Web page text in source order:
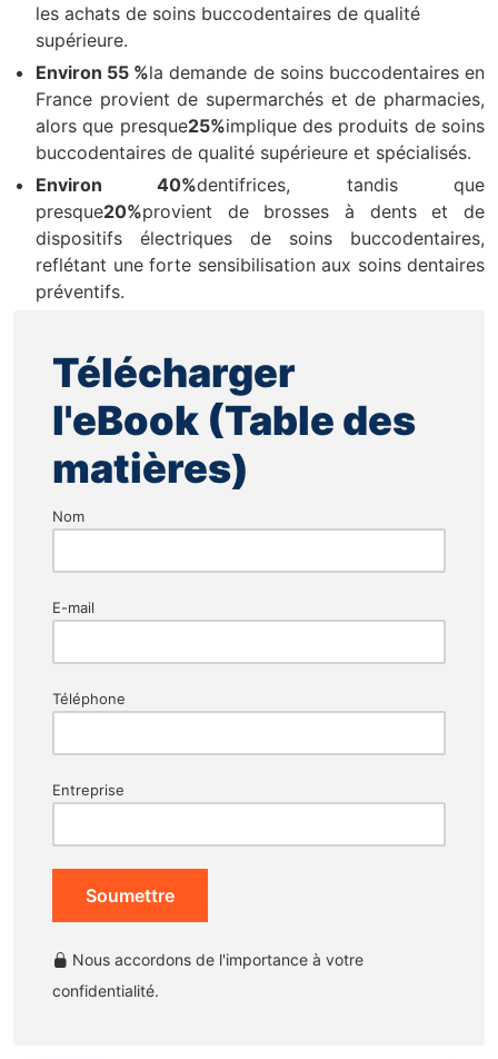
les achats de soins buccodentaires de qualité
supérieure.
Environ 55 %la demande de soins buccodentaires en
France provient de supermarchés et de pharmacies,
alors que presque25%implique des produits de soins
buccodentaires de qualité supérieure et spécialisés.
Environ 40%dentifrices, tandis que
presque20%provient de brosses à dents et de
dispositifs électriques de soins buccodentaires,
reflétant une forte sensibilisation aux soins dentaires
préventifs.
Télécharger
l'eBook (Table des
matières)
Nom
E-mail
Téléphone
Entreprise
Soumettre
Nous accordons de l'importance à votre
confidentialité.